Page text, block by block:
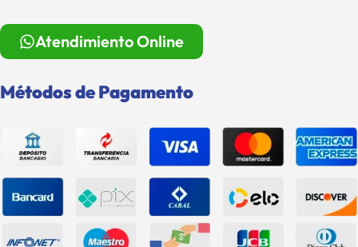
Atendimiento Online
Métodos de Pagamento